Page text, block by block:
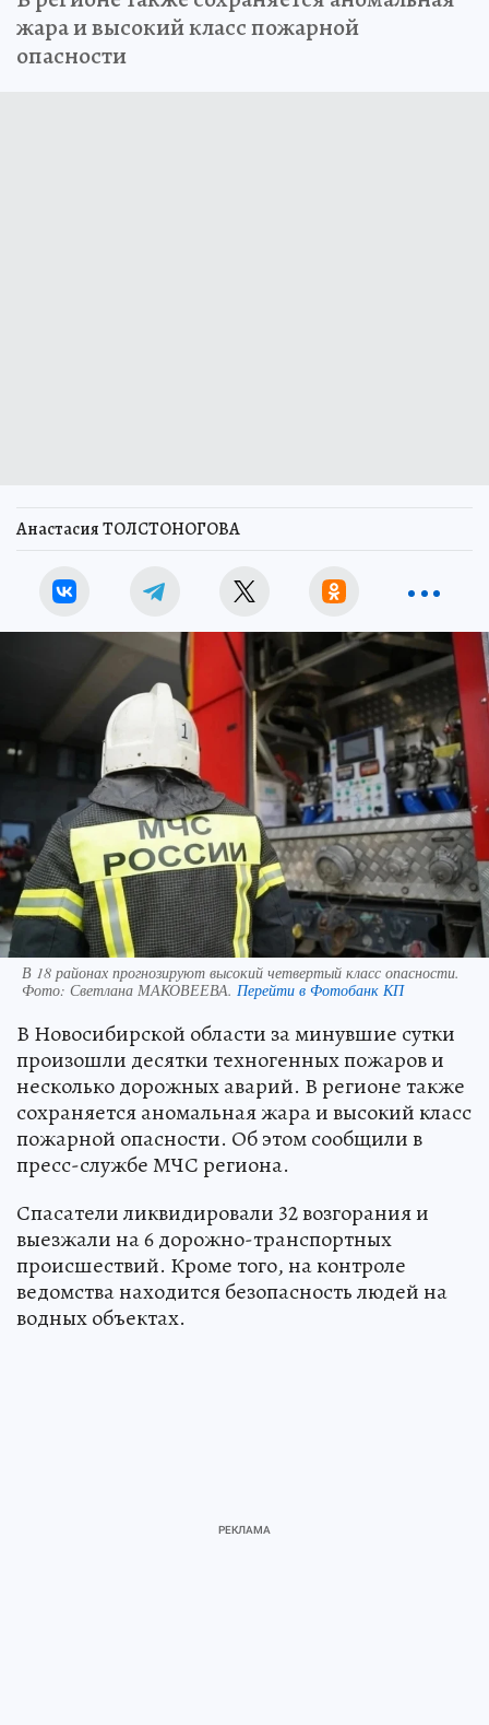
жара и высокий класс пожарной
опасности
Анастасия ТОЛСТОНОГОВА
В 18 районах прогнозируют высокий четвертый класс опасности.
Фото: Светлана МАКОВЕЕВА. Перейти в Фотобанк КП
В Новосибирской области за минувшие сутки
произошли десятки техногенных пожаров и
несколько дорожных аварий. В регионе также
сохраняется аномальная жара и высокий класс
пожарной опасности. Об этом сообщили в
пресс-службе МЧС региона.
Спасатели ликвидировали 32 возгорания и
выезжали на 6 дорожно-транспортных
происшествий. Кроме того, на контроле
ведомства находится безопасность людей на
водных объектах.